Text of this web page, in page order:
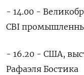
- 14.00 -
CBI
- 16.20 - США,
Рафаэля Бостика